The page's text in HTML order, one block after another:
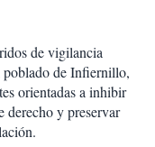
de vigilancia
poblado de Infiernillo,
orientadas a inhibir
derecho y preservar